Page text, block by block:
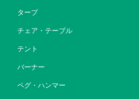
タープ
チェア・テーブル
テント
バーナー
ペグ・ハンマー